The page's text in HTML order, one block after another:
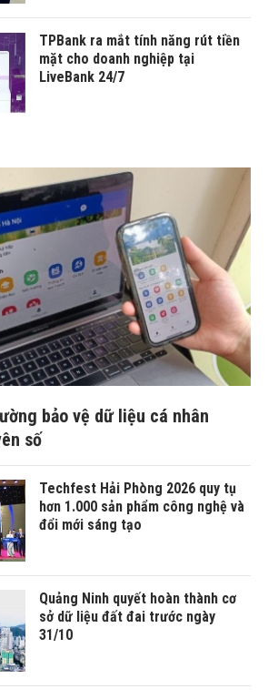
TPBank ra mắt tính năng rút tiền
mặt cho doanh nghiệp tại
LiveBank 24/7
bảo vệ dữ liệu cá nhân
số
Techfest Hải Phòng 2026 quy tụ
hơn 1.000 sản phẩm công nghệ và
đổi mới sáng tạo
Quảng Ninh quyết hoàn thành cơ
sở dữ liệu đất đai trước ngày
31/10